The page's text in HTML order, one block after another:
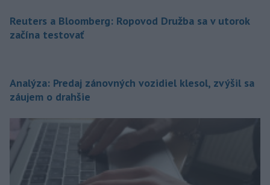
Reuters a Bloomberg: Ropovod Družba sa v utorok
začína testovať
Analýza: Predaj zánovných vozidiel klesol, zvýšil sa
záujem o drahšie